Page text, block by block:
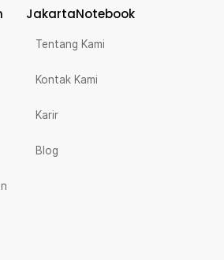
JakartaNotebook
Tentang Kami
Kontak Kami
Karir
Blog